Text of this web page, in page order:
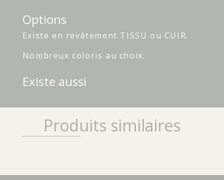
Options
Existe en revêtement TISSU ou CUIR.
Nombreux coloris au choix.
Existe aussi
Produits similaires